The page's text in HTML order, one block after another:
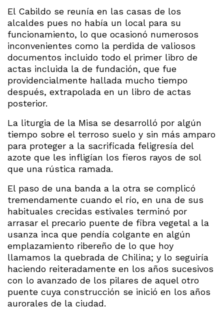
El Cabildo se reunía en las casas de los
alcaldes pues no había un local para su
funcionamiento, lo que ocasionó numerosos
inconvenientes como la perdida de valiosos
documentos incluido todo el primer libro de
actas incluida la de fundación, que fue
providencialmente hallada mucho tiempo
después, extrapolada en un libro de actas
posterior.
La liturgia de la Misa se desarrolló por algún
tiempo sobre el terroso suelo y sin más amparo
para proteger a la sacrificada feligresía del
azote que les infligían los fieros rayos de sol
que una rústica ramada.
El paso de una banda a la otra se complicó
tremendamente cuando el río, en una de sus
habituales crecidas estivales terminó por
arrasar el precario puente de fibra vegetal a la
usanza inca que pendía colgante en algún
emplazamiento ribereño de lo que hoy
llamamos la quebrada de Chilina; y lo seguiría
haciendo reiteradamente en los años sucesivos
con lo avanzado de los pilares de aquel otro
puente cuya construcción se inició en los años
aurorales de la ciudad.